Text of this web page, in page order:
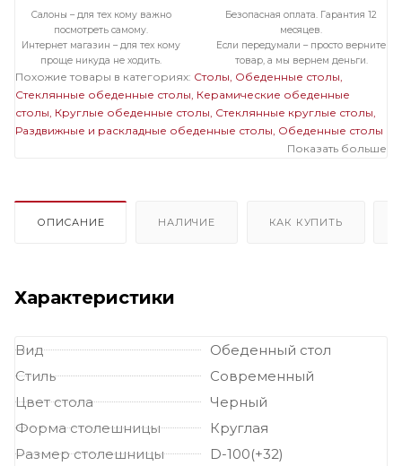
Салоны – для тех кому важно
посмотреть самому.
Интернет магазин – для тех кому
проще никуда не ходить.
Безопасная оплата. Гарантия 12
месяцев.
Если передумали – просто верните
товар, а мы вернем деньги.
Похожие товары в категориях: Столы Обеденные столы
Стеклянные обеденные столы Керамические обеденные
столы Круглые обеденные столы Стеклянные круглые столы
Раздвижные и раскладные обеденные столы Обеденные столы
Маленькие кухонные столы Стеклянные
раскладные маленькие столы
Показать больше
ОПИСАНИЕ НАЛИЧИЕ КАК КУПИТЬ
Характеристики
Вид
Обеденный стол
Стиль
Современный
Цвет стола
Черный
Форма столешницы
Круглая
Размер столешницы
D-100(+32)